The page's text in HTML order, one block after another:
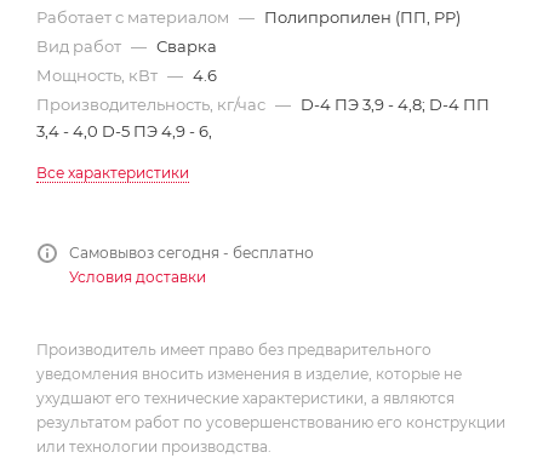
Работает с материалом — Полипропилен (ПП, PP)
Вид работ — Сварка
Мощность, кВт — 4.6
Производительность, кг/час — D-4 ПЭ 3,9 - 4,8; D-4 ПП
3,4 - 4,0 D-5 ПЭ 4,9 - 6,
Все характеристики
Самовывоз сегодня - бесплатно
Условия доставки
Производитель имеет право без предварительного
уведомления вносить изменения в изделие, которые не
ухудшают его технические характеристики, а являются
результатом работ по усовершенствованию его конструкции
или технологии производства.